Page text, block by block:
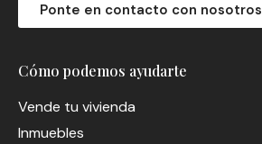
Cómo podemos ayudarte
Vende tu vivienda
Inmuebles
Ponte en contacto con nosotros